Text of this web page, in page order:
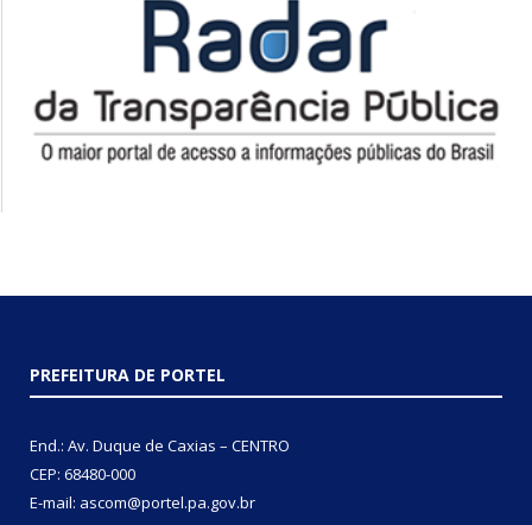
PREFEITURA DE PORTEL
End.: Av. Duque de Caxias – CENTRO
CEP: 68480-000
E-mail: ascom@portel.pa.gov.br